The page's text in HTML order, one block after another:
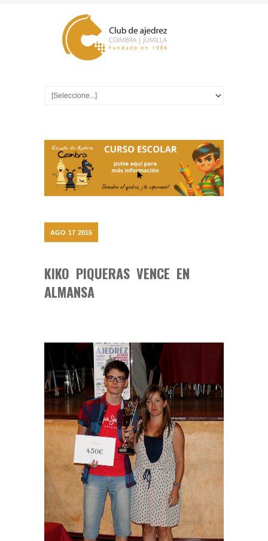
AGO 17 2015
KIKO PIQUERAS VENCE EN
ALMANSA